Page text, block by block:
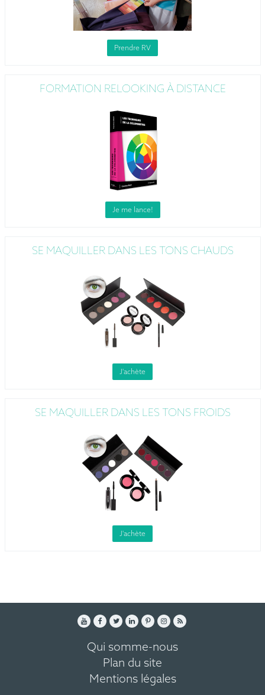
Prendre RV
FORMATION RELOOKING À DISTANCE
Je me lance!
SE MAQUILLER DANS LES TONS CHAUDS
J'achète
SE MAQUILLER DANS LES TONS FROIDS
J'achète
Qui somme-nous
Plan du site
Mentions légales